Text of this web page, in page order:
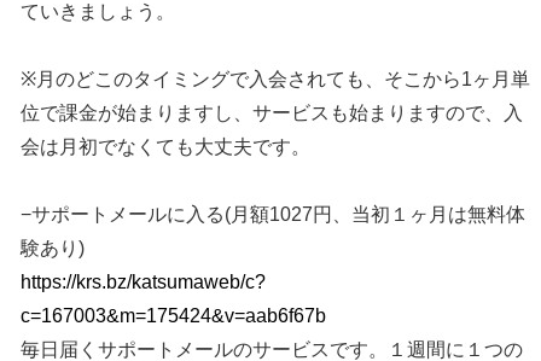
ていきましょう。
※月のどこのタイミングで入会されても、そこから1ヶ月単
位で課金が始まりますし、サービスも始まりますので、入
会は月初でなくても大丈夫です。
−サポートメールに入る(月額1027円、当初１ヶ月は無料体
験あり)
https://krs.bz/katsumaweb/c?
c=167003&m=175424&v=aab6f67b
毎日届くサポートメールのサービスです。１週間に１つの